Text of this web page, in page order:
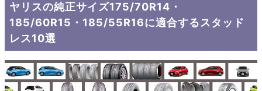
ヤリスの純正サイズ175/70R14・
185/60R15・185/55R16に適合するスタッド
レス10選